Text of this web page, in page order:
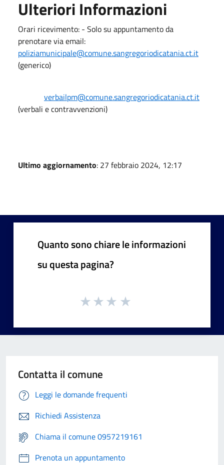
Ulteriori Informazioni
Orari ricevimento: - Solo su appuntamento da
prenotare via email:
poliziamunicipale@comune.sangregoriodicatania.ct.it
(generico)
verbailpm@comune.sangregoriodicatania.ct.it
(verbali e contravvenzioni)
Ultimo aggiornamento: 27 febbraio 2024, 12:17
Quanto sono chiare le informazioni
su questa pagina?
Contatta il comune
Leggi le domande frequenti
Richiedi Assistenza
Chiama il comune 0957219161
Prenota un appuntamento